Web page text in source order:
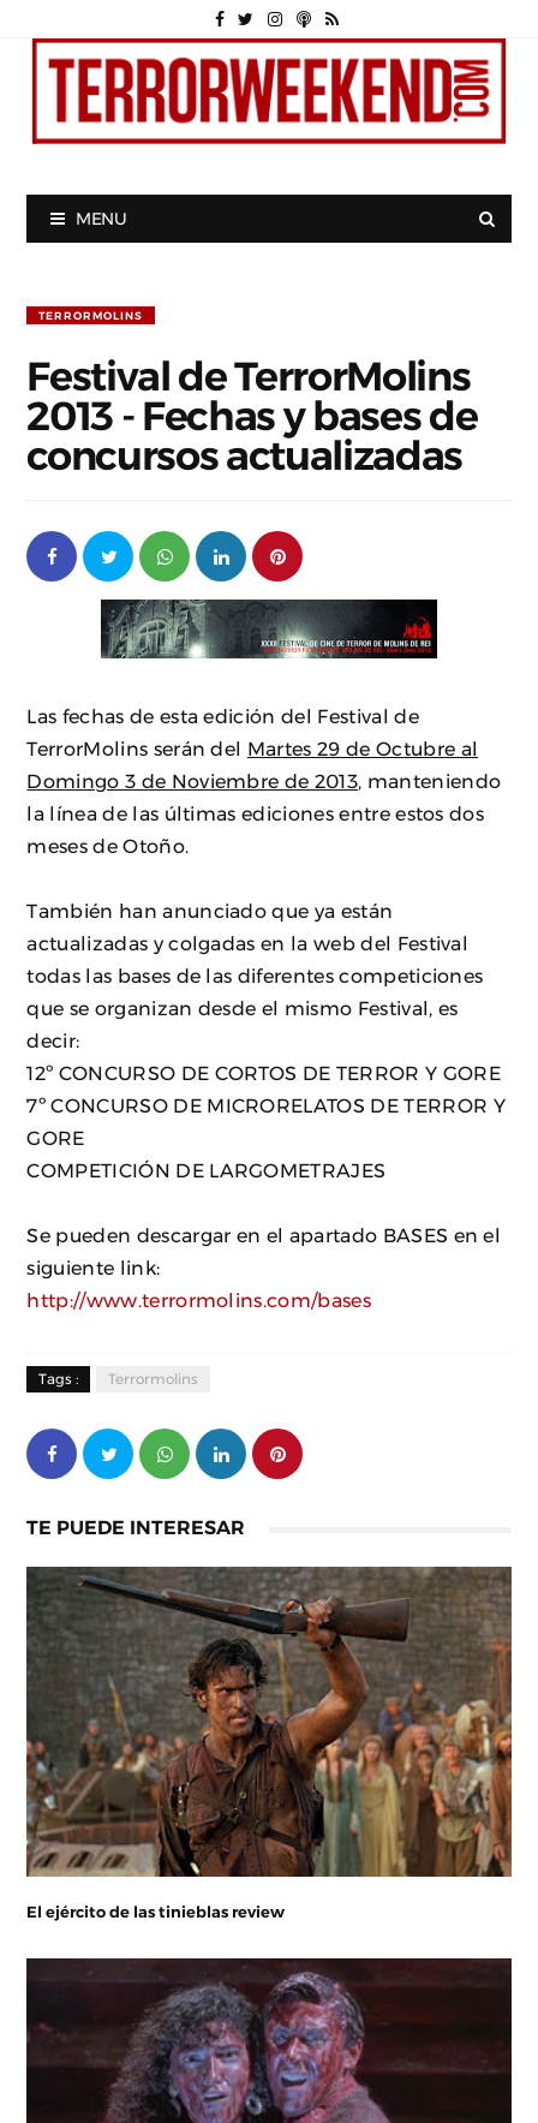
MENU
TERRORMOLINS
Festival de TerrorMolins
2013 - Fechas y bases de
concursos actualizadas
Las fechas de esta edición del Festival de
TerrorMolins serán del Martes 29 de Octubre al
Domingo 3 de Noviembre de 2013 , manteniendo
la línea de las últimas ediciones entre estos dos
meses de Otoño.
También han anunciado que ya están
actualizadas y colgadas en la web del Festival
todas las bases de las diferentes competiciones
que se organizan desde el mismo Festival, es
decir:
12º CONCURSO DE CORTOS DE TERROR Y GORE
7º CONCURSO DE MICRORELATOS DE TERROR Y
GORE
COMPETICIÓN DE LARGOMETRAJES
Se pueden descargar en el apartado BASES en el
siguiente link:
http://www.terrormolins.com/bases
Tags : Terrormolins
TE PUEDE INTERESAR
El ejército de las tinieblas review